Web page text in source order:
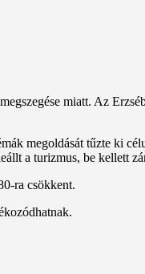
miatt. Az
megoldását tűzte ki
a turizmus, be kellett
ra csökkent.